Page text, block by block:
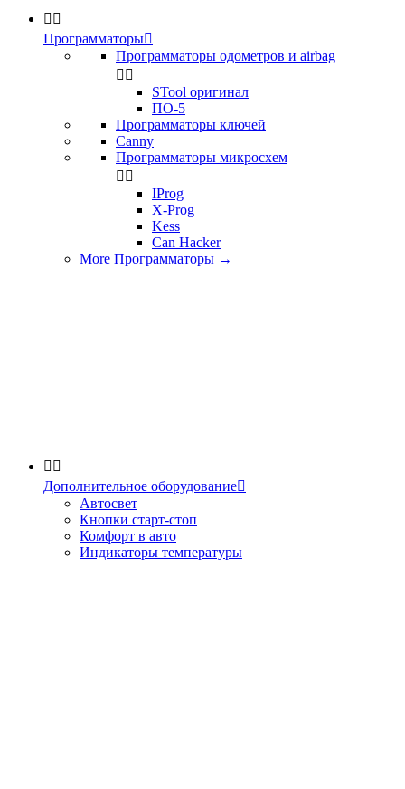
 
Программаторы
Программаторы одометров и airbag
 
STool оригинал
ПО-5
Программаторы ключей
Canny
Программаторы микросхем
 
IProg
X-Prog
Kess
Can Hacker
More Программаторы →
 
Дополнительное оборудование
Автосвет
Кнопки старт-стоп
Комфорт в авто
Индикаторы температуры